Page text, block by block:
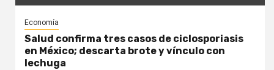
Economía
Salud confirma tres casos de ciclosporiasis
en México; descarta brote y vínculo con
lechuga